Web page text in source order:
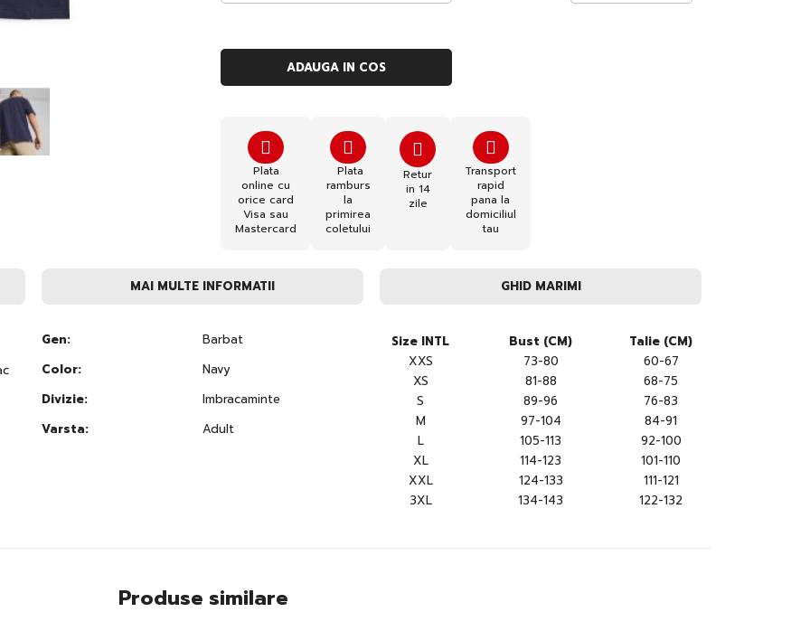
ADAUGA IN COS
Plata
online cu
orice card
Visa sau
Mastercard
Plata
ramburs
la
primirea
coletului
Retur
in 14
zile
Transport
rapid
pana la
domiciliul
tau
MAI MULTE INFORMATII
Gen:
Barbat
Color:
Navy
Divizie:
Imbracaminte
Varsta:
Adult
GHID MARIMI
Size INTL Bust (CM)
Talie (CM)
XXS
73-80
60-67
XS
81-88
68-75
S
89-96
76-83
M
97-104
84-91
L
105-113
92-100
XL
114-123
101-110
XXL
124-133
111-121
3XL
134-143 122-132
Produse similare